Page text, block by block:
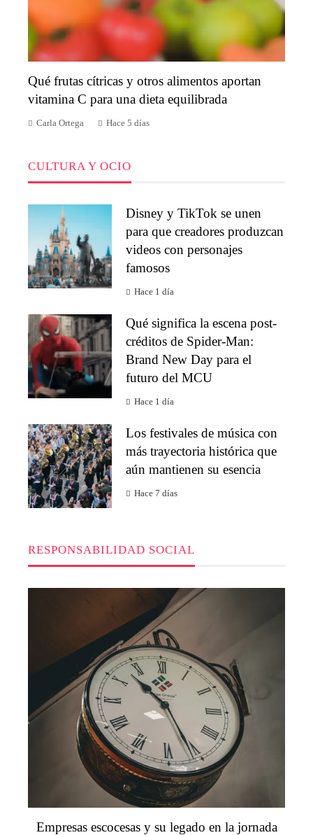
Qué frutas cítricas y otros alimentos aportan
vitamina C para una dieta equilibrada
Carla Ortega Hace 5 días
CULTURA Y OCIO
Disney y TikTok se unen
para que creadores produzcan
videos con personajes
famosos
Hace 1 día
Qué significa la escena post-
créditos de Spider-Man:
Brand New Day para el
futuro del MCU
Hace 1 día
Los festivales de música con
más trayectoria histórica que
aún mantienen su esencia
Hace 7 días
RESPONSABILIDAD SOCIAL
Empresas escocesas y su legado en la jornada